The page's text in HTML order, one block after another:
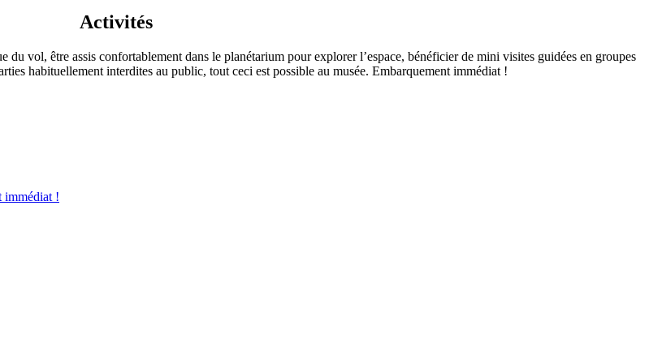
Activités
vol, être assis confortablement dans le planétarium pour explorer l’espace, bénéficier de mini visites guidées en groupes
habituellement interdites au public, tout ceci est possible au musée. Embarquement immédiat !
immédiat !